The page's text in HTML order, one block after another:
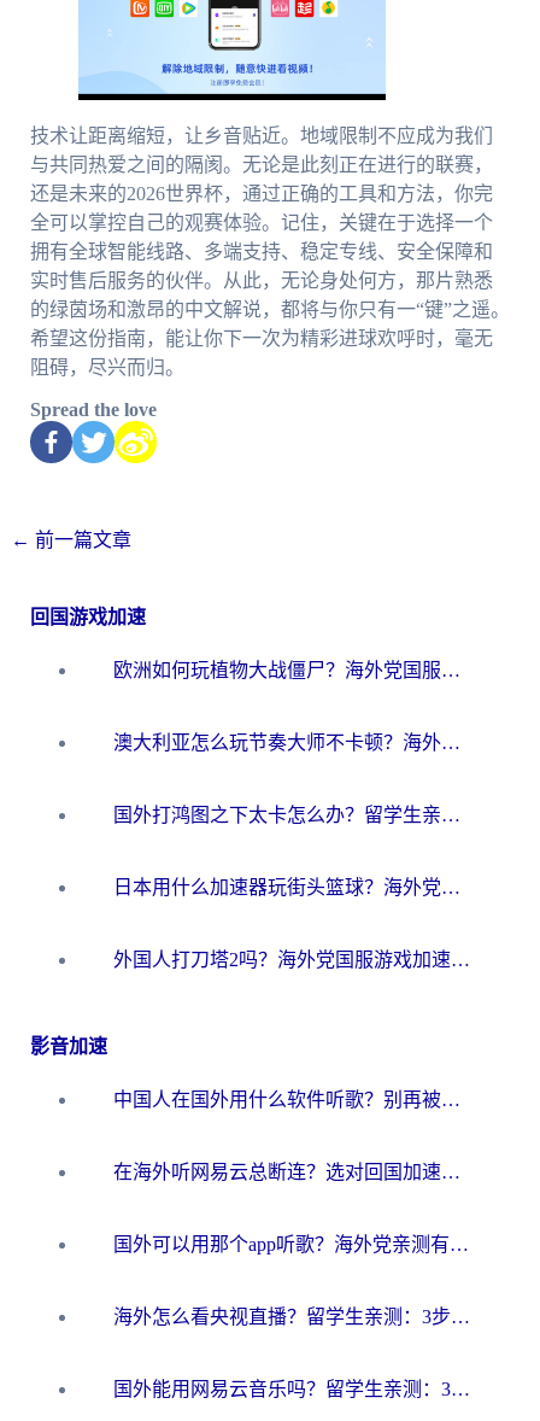
技术让距离缩短，让乡音贴近。地域限制不应成为我们
与共同热爱之间的隔阂。无论是此刻正在进行的联赛，
还是未来的2026世界杯，通过正确的工具和方法，你完
全可以掌控自己的观赛体验。记住，关键在于选择一个
拥有全球智能线路、多端支持、稳定专线、安全保障和
实时售后服务的伙伴。从此，无论身处何方，那片熟悉
的绿茵场和激昂的中文解说，都将与你只有一“键”之遥。
希望这份指南，能让你下一次为精彩进球欢呼时，毫无
阻碍，尽兴而归。
Spread the love
← 前一篇文章
回国游戏加速
欧洲如何玩植物大战僵尸？海外党国服游戏加速避坑指南（附实测对比）
澳大利亚怎么玩节奏大师不卡顿？海外党国服游戏加速终极指南
国外打鸿图之下太卡怎么办？留学生亲测有效的国服游戏加速方案
日本用什么加速器玩街头篮球？海外党国服游戏不卡顿的终极攻略
外国人打刀塔2吗？海外党国服游戏加速避坑全攻略
影音加速
中国人在国外用什么软件听歌？别再被地域限制卡脖子，这篇教你轻松解锁国内音乐库
在海外听网易云总断连？选对回国加速器，告别地区限制和卡顿
国外可以用那个app听歌？海外党亲测有效的回国加速方案，轻松听国内音乐听书
海外怎么看央视直播？留学生亲测：3步解决版权限制+追剧自由
国外能用网易云音乐吗？留学生亲测：3步解决海外听歌难题